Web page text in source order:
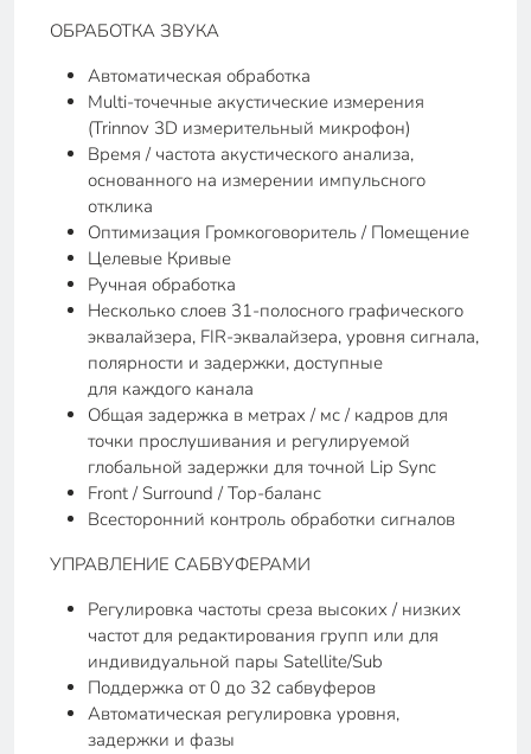
ОБРАБОТКА ЗВУКА
Автоматическая обработка
Multi-точечные акустические измерения
(Trinnov 3D измерительный микрофон)
Время / частота акустического анализа,
основанного на измерении импульсного
отклика
Оптимизация Громкоговоритель / Помещение
Целевые Кривые
Ручная обработка
Несколько слоев 31-полосного графического
эквалайзера, FIR-эквалайзера, уровня сигнала,
полярности и задержки, доступные
для каждого канала
Общая задержка в метрах / мс / кадров для
точки прослушивания и регулируемой
глобальной задержки для точной Lip Sync
Front / Surround / Top-баланс
Всесторонний контроль обработки сигналов
УПРАВЛЕНИЕ САБВУФЕРАМИ
Регулировка частоты среза высоких / низких
частот для редактирования групп или для
индивидуальной пары Satellite/Sub
Поддержка от 0 до 32 сабвуферов
Автоматическая регулировка уровня,
задержки и фазы